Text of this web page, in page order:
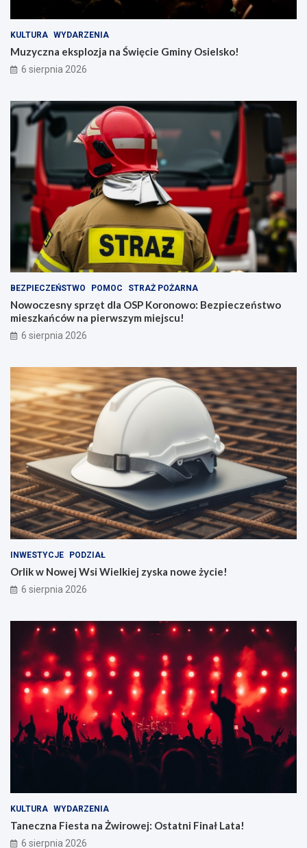
KULTURA WYDARZENIA
Muzyczna eksplozja na Święcie Gminy Osielsko!
6 sierpnia 2026
BEZPIECZEŃSTWO POMOC STRAŻ POŻARNA
Nowoczesny sprzęt dla OSP Koronowo: Bezpieczeństwo
mieszkańców na pierwszym miejscu!
6 sierpnia 2026
INWESTYCJE PODZIAŁ
Orlik w Nowej Wsi Wielkiej zyska nowe życie!
6 sierpnia 2026
KULTURA WYDARZENIA
Taneczna Fiesta na Żwirowej: Ostatni Finał Lata!
6 sierpnia 2026